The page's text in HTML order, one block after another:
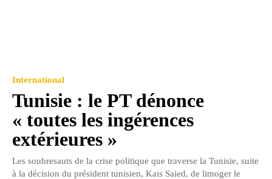
International
Tunisie : le PT dénonce
« toutes les ingérences
extérieures »
Les soubresauts de la crise politique que traverse la Tunisie, suite
à la décision du président tunisien, Kais Saied, de limoger le